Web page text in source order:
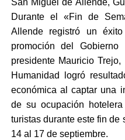
San Miguel de Allende,
Durante el «Fin de
Allende registró un
promoción del
presidente Mauricio
Humanidad logró
económica al captar una
de su ocupación
turistas durante este fin de
14 al 17 de septiembre.